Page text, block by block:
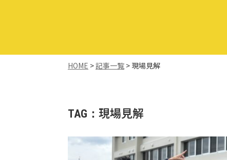
HOME >記事一覧 > 現場見解
TAG： 現場見解